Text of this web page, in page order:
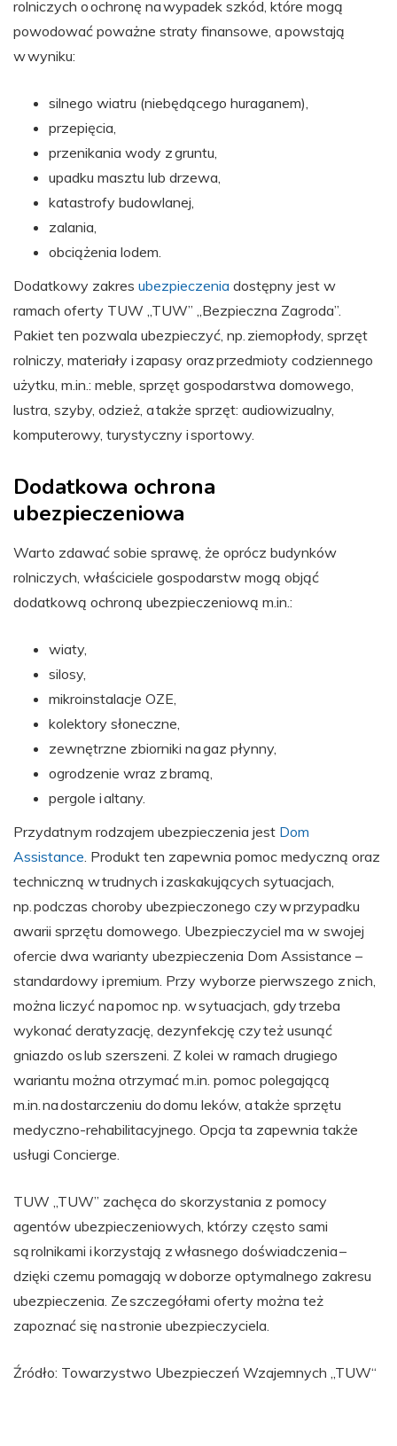
rolniczych o ochronę na wypadek szkód, które mogą
powodować poważne straty finansowe, a powstają
w wyniku:
silnego wiatru (niebędącego huraganem),
przepięcia,
przenikania wody z gruntu,
upadku masztu lub drzewa,
katastrofy budowlanej,
zalania,
obciążenia lodem.
Dodatkowy zakres ubezpieczenia dostępny jest w
ramach oferty TUW „TUW” „Bezpieczna Zagroda”.
Pakiet ten pozwala ubezpieczyć, np. ziemopłody, sprzęt
rolniczy, materiały i zapasy oraz przedmioty codziennego
użytku, m.in.: meble, sprzęt gospodarstwa domowego,
lustra, szyby, odzież, a także sprzęt: audiowizualny,
komputerowy, turystyczny i sportowy.
Dodatkowa ochrona
ubezpieczeniowa
Warto zdawać sobie sprawę, że oprócz budynków
rolniczych, właściciele gospodarstw mogą objąć
dodatkową ochroną ubezpieczeniową m.in.:
wiaty,
silosy,
mikroinstalacje OZE,
kolektory słoneczne,
zewnętrzne zbiorniki na gaz płynny,
ogrodzenie wraz z bramą,
pergole i altany.
Przydatnym rodzajem ubezpieczenia jest Dom
Assistance. Produkt ten zapewnia pomoc medyczną oraz
techniczną w trudnych i zaskakujących sytuacjach,
np. podczas choroby ubezpieczonego czy w przypadku
awarii sprzętu domowego. Ubezpieczyciel ma w swojej
ofercie dwa warianty ubezpieczenia Dom Assistance –
standardowy i premium. Przy wyborze pierwszego z nich,
można liczyć na pomoc np. w sytuacjach, gdy trzeba
wykonać deratyzację, dezynfekcję czy też usunąć
gniazdo os lub szerszeni. Z kolei w ramach drugiego
wariantu można otrzymać m.in. pomoc polegającą
m.in. na dostarczeniu do domu leków, a także sprzętu
medyczno-rehabilitacyjnego. Opcja ta zapewnia także
usługi Concierge.
TUW „TUW” zachęca do skorzystania z pomocy
agentów ubezpieczeniowych, którzy często sami
są rolnikami i korzystają z własnego doświadczenia –
dzięki czemu pomagają w doborze optymalnego zakresu
ubezpieczenia. Ze szczegółami oferty można też
zapoznać się na stronie ubezpieczyciela.
Źródło: Towarzystwo Ubezpieczeń Wzajemnych „TUW“